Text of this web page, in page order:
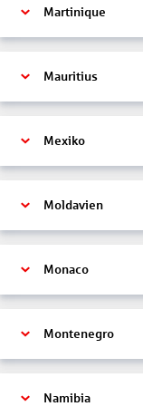
Martinique
Mauritius
Mexiko
Moldavien
Monaco
Montenegro
Namibia